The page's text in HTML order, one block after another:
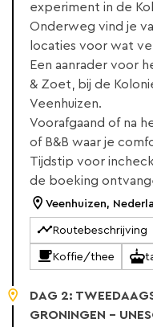
experiment in de
Onderweg vind je
locaties voor wat
Een aanrader voor
& Zoet, bij de
Veenhuizen.
Voorafgaand of na
of B&B waar je
Tijdstip voor
de boeking
Veenhuizen,
Routebeschrijving
Koffie/thee
DAG 2:
GRONINGEN -